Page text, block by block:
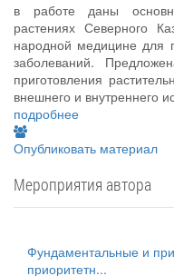
в работе даны
растениях Северного
народной медицине для
заболеваний.
приготовления
внешнего и внутреннего
подробнее
Опубликовать материал
Мероприятия автора
Фундаментальные и
приоритетн...